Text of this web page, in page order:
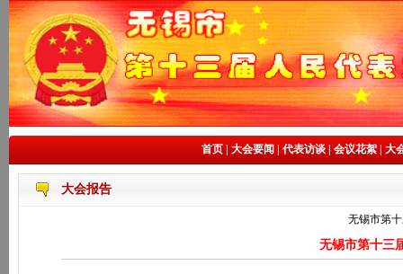
首页 大会要闻 代表访谈 会议花絮 大
大会报告
无锡市第
无锡市第十三